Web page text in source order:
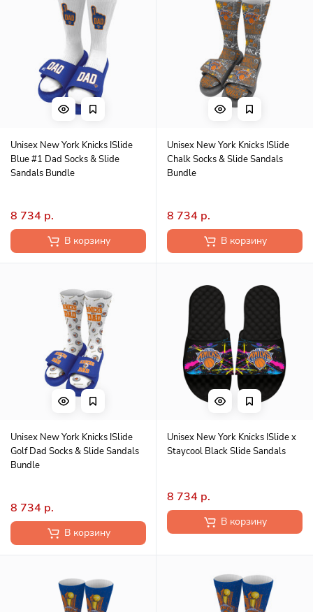
Unisex New York Knicks ISlide
Blue #1 Dad Socks & Slide
Sandals Bundle
8 734 р.
В корзину
Unisex New York Knicks ISlide
Chalk Socks & Slide Sandals
Bundle
8 734 р.
В корзину
Unisex New York Knicks ISlide
Golf Dad Socks & Slide Sandals
Bundle
8 734 р.
В корзину
Unisex New York Knicks ISlide x
Staycool Black Slide Sandals
8 734 р.
В корзину